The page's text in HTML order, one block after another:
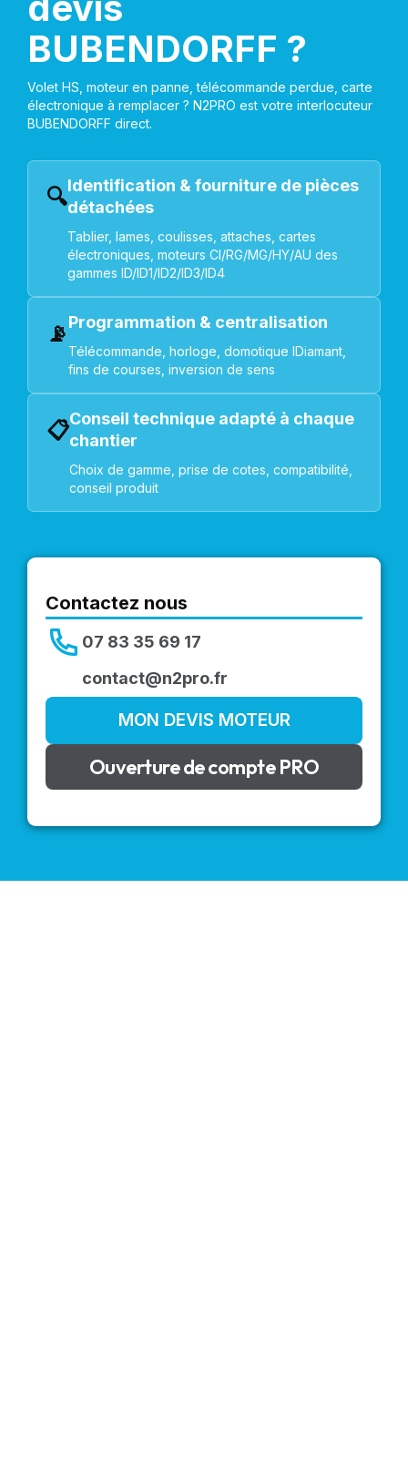
BUBENDORFF ?
Volet HS, moteur en panne, télécommande perdue, carte
électronique à remplacer ? N2PRO est votre interlocuteur
BUBENDORFF direct.
🔍Identification & fourniture de pièces
détachées
Tablier, lames, coulisses, attaches, cartes
électroniques, moteurs CI/RG/MG/HY/AU des
gammes ID/ID1/ID2/ID3/ID4
📡Programmation & centralisation
Télécommande, horloge, domotique IDiamant,
fins de courses, inversion de sens
📋Conseil technique adapté à chaque
chantier
Choix de gamme, prise de cotes, compatibilité,
conseil produit
Contactez nous
07 83 35 69 17
contact@n2pro.fr
MON DEVIS MOTEUR
Ouverture de compte PRO